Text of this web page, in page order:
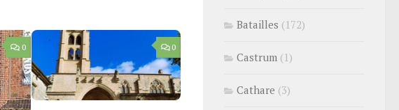
0 0
Batailles (172)
Castrum (1)
Cathare (3)